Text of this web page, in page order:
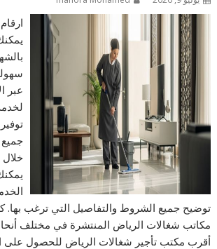
عبر
توضيح جميع الشروط والتفاصيل التي ترغب بها.
مكاتب شغالات الرياض المنتشرة في مختلف أنحاء
أقرب مكتب تأجير شغالات الرياض للحصول على